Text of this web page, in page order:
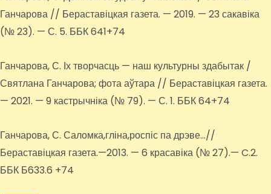
Ганчарова // Бераставіцкая газета. — 2019. — 23 сакавіка
(№ 23). — С. 5. ББК 641+74
Ганчарова, С. Іх творчасць — наш культурны здабытак /
Святлана Ганчарова; фота аўтара // Бераставіцкая газета.
— 2021. — 9 кастрычніка (№ 79). — С. 1. ББК 64+74
Ганчарова, С. Саломка,гліна,роспіс па дрэве…//
Бераставіцкая газета.—2013. — 6 красавіка (№ 27).— C.2.
ББК Б633.6 +74